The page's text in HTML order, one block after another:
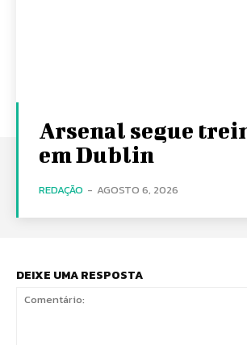
Arsenal segue
em Dublin
REDAÇÃO - AGOSTO 6, 2026
DEIXE UMA RESPOSTA